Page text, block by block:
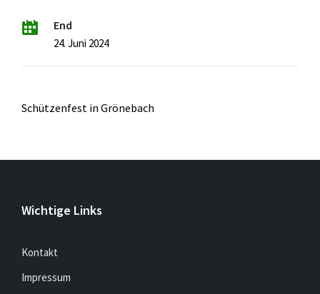
End
24. Juni 2024
Schützenfest in Grönebach
Wichtige Links
Kontakt
Impressum